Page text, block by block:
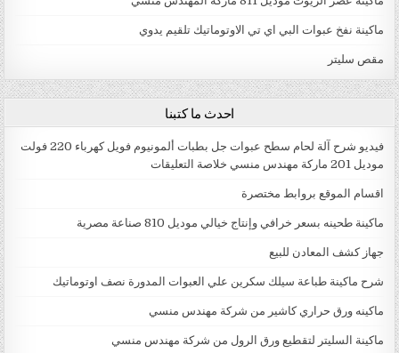
ماكينة نفخ عبوات البي اي تي الاوتوماتيك تلقيم يدوي
مقص سليتر
احدث ما كتبنا
فيديو شرح آلة لحام سطح عبوات جل بطبات ألمونيوم فويل كهرباء 220 فولت
موديل 201 ماركة مهندس منسي خلاصة التعليقات
اقسام الموقع بروابط مختصرة
ماكينة طحينه بسعر خرافي وإنتاج خيالي موديل 810 صناعة مصرية
جهاز كشف المعادن للبيع
شرح ماكينة طباعة سيلك سكرين علي العبوات المدورة نصف اوتوماتيك
ماكينه ورق حراري كاشير من شركة مهندس منسي
ماكينة السليتر لتقطيع ورق الرول من شركة مهندس منسي